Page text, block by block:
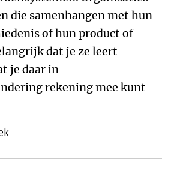
die samenhangen met hun
of hun product of
dat je ze leert
je daar in
rekening mee kunt